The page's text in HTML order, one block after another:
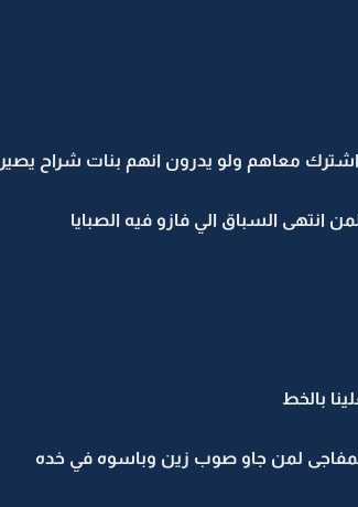
اشترك معاهم ولو يدرون انهم بنات شراح
انتهى السباق الي فازو فيه الصبايا
بالخط
لمن جاو صوب زين وباسوه في خده